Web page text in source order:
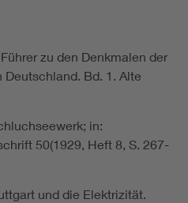
zu den Denkmalen der
Deutschland. Bd. 1. Alte
in:
50(1929, Heft 8, S. 267-
und die Elektrizität.